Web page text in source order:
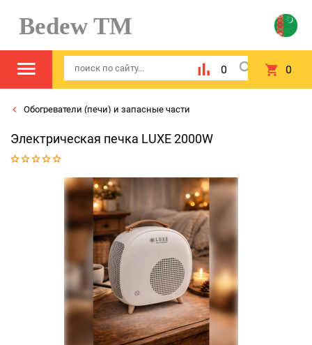
Bedew TM
0 0
Обогреватели (печи) и запасные части
Электрическая печка LUXE 2000W